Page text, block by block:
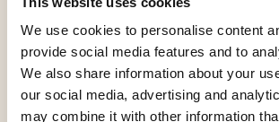
We use cookies to personalise content
provide social media features and to
We also share information about your
our social media, advertising and
may combine it with other information
schrijver Henrik Ibsen schreef het stuk in
vrouw probeert zich los te maken van de
van anderen, vooral die van haar man.
naar vrijheid en zelfrespect is nog steeds